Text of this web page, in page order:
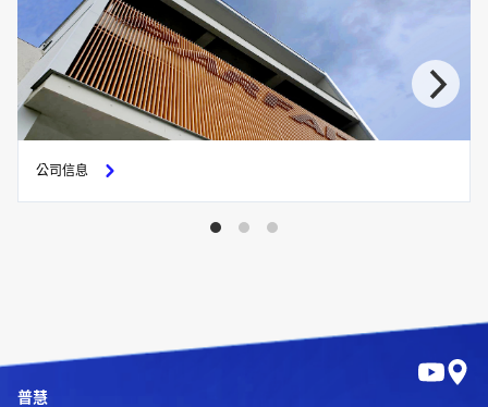
公司信息
普慧